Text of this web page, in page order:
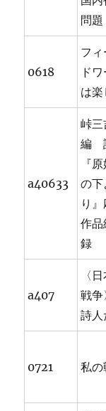
問題
0618
フ
ド
は楽
a40633
峠三
編
『
の下
り
作品
録
a407
〈
戦争
詩人
0721 私